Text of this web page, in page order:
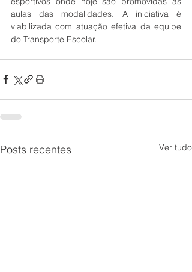
aulas das modalidades. A iniciativa é
viabilizada com atuação efetiva da equipe
do Transporte Escolar.
Posts recentes Ver tudo